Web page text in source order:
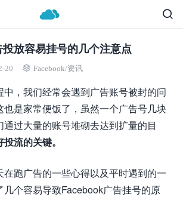
放容易挂号的几个注意点
20 Facebook/资讯
，我们经常会遇到广告账号被封的问
也是家常便饭了，虽然一个广告号几块
过大量的账号堆砌去达到扩量的目
流的关键。
跑广告的一些心得以及平时遇到的一
几个容易导致Facebook广告挂号的原